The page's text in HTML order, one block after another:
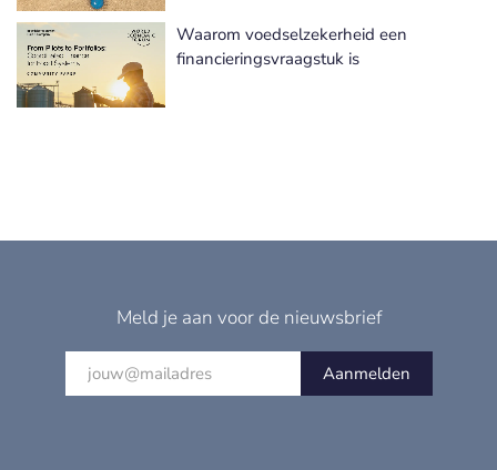
Waarom voedselzekerheid een
financieringsvraagstuk is
Meld je aan voor de nieuwsbrief
Aanmelden